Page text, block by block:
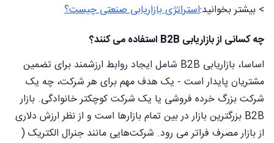
> بیشتر بخوانید:استراتژی بازاریابی صنعتی چیست؟
چه کسانی از بازاریابی B2B استفاده می کنند؟
اساسا، بازاریابی B2B شامل ایجاد روابط ارزشمند برای تضمین
مشتریان پایدار است - یک هدف مهم برای هر شرکت، چه یک
شرکت بزرگ خرده فروشی یا یک شرکت کوچکتر خانوادگی. بازار
B2B بزرگترین بازار در بین تمام بازارها است و از نظر ارزش دلاری
از بازار مصرف فراتر می رود. شرکت‌هایی مانند جنرال الکتریک (